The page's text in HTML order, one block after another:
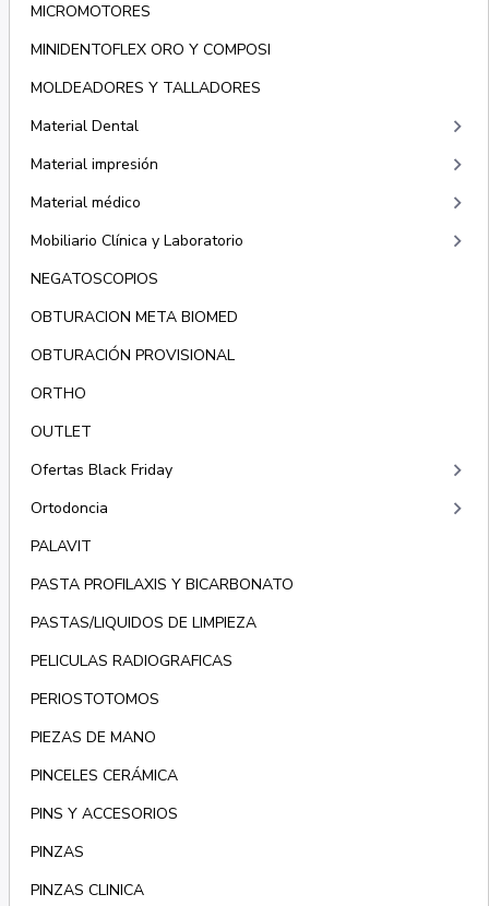
MICROMOTORES
MINIDENTOFLEX ORO Y COMPOSI
MOLDEADORES Y TALLADORES
Material Dental
keyboard_arrow_right
Material impresión keyboard_arrow_right
Material médico keyboard_arrow_right
Mobiliario Clínica y Laboratorio keyboard_arrow_right
NEGATOSCOPIOS
OBTURACION META BIOMED
OBTURACIÓN PROVISIONAL
ORTHO
OUTLET
Ofertas Black Friday
keyboard_arrow_right
Ortodoncia keyboard_arrow_right
PALAVIT
PASTA PROFILAXIS Y BICARBONATO
PASTAS/LIQUIDOS DE LIMPIEZA
PELICULAS RADIOGRAFICAS
PERIOSTOTOMOS
PIEZAS DE MANO
PINCELES CERÁMICA
PINS Y ACCESORIOS
PINZAS
PINZAS CLINICA